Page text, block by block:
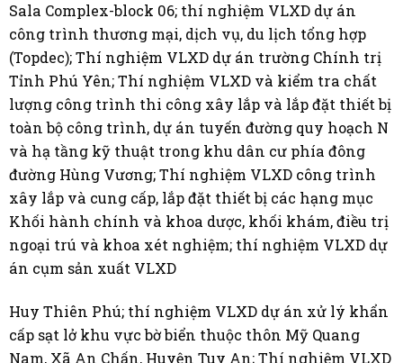
Sala Complex-block 06; thí nghiệm VLXD dự án
công trình thương mại, dịch vụ, du lịch tổng hợp
(Topdec); Thí nghiệm VLXD dự án trường Chính trị
Tỉnh Phú Yên; Thí nghiệm VLXD và kiểm tra chất
lượng công trình thi công xây lắp và lắp đặt thiết bị
toàn bộ công trình, dự án tuyến đường quy hoạch N
và hạ tầng kỹ thuật trong khu dân cư phía đông
đường Hùng Vương; Thí nghiệm VLXD công trình
xây lắp và cung cấp, lắp đặt thiết bị các hạng mục
Khối hành chính và khoa dược, khối khám, điều trị
ngoại trú và khoa xét nghiệm; thí nghiệm VLXD dự
án cụm sản xuất VLXD
Huy Thiên Phú; thí nghiệm VLXD dự án xử lý khẩn
cấp sạt lở khu vực bờ biển thuộc thôn Mỹ Quang
Nam, Xã An Chấn, Huyện Tuy An; Thí nghiệm VLXD